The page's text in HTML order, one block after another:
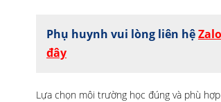
Phụ huynh vui lòng liên hệ
đây
Lựa chọn môi trường học đúng và phù